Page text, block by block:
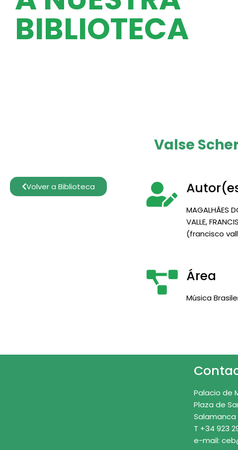
BIBLIOTECA
Valse
Volver a Biblioteca
MAGALHÃES
VALLE,
(francisco
Área
Música
Palacio de
Plaza de
Salamanca
T +34 923
e-mail: